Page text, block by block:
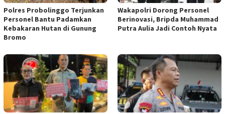
Polres Probolinggo Terjunkan
Personel Bantu Padamkan
Kebakaran Hutan di Gunung
Bromo
Wakapolri Dorong Personel
Berinovasi, Bripda Muhammad
Putra Aulia Jadi Contoh Nyata